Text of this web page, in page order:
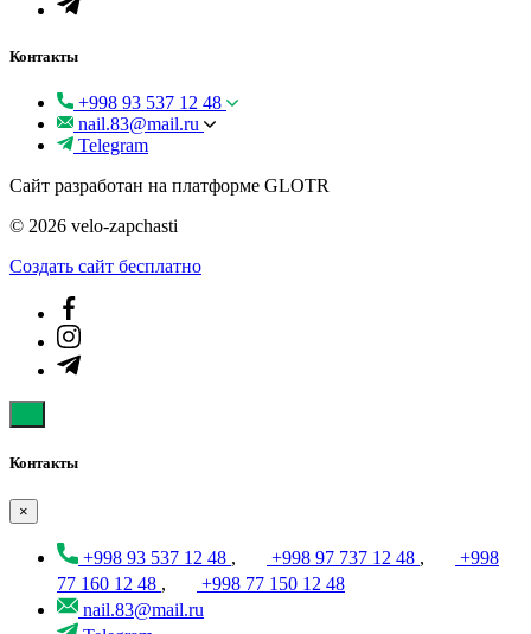
Контакты
+998 93 537 12 48
nail.83@mail.ru
Telegram
Сайт разработан на платформе GLOTR
© 2026 velo-zapchasti
Создать cайт бесплатно
Контакты
×
+998 93 537 12 48 , +998 97 737 12 48 ,
+998
77 160 12 48 ,
+998 77 150 12 48
nail.83@mail.ru